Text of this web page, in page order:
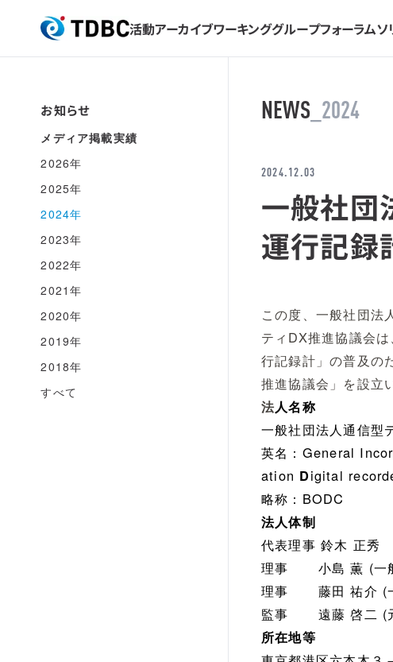
TDBC 活動アーカイブワーキンググループフォーラムソ
NEWS _2024
2024.12.03
一般社団
運行記録
この度、一般社団法
ティDX推進協議会
行記録計」の普及の
推進協議会」を設立
法人名称
一般社団法人通信型
英名：General
ation Digital
略称：BODC
法人体制
代表理事 鈴木 正秀
理事 小島 薫 (一般
理事 藤田 祐介 (一
監事 遠藤 啓二 (元
所在地等
お知らせ
メディア掲載実績
2026年
2025年
2024年
2023年
2022年
2021年
2020年
2019年
2018年
すべて